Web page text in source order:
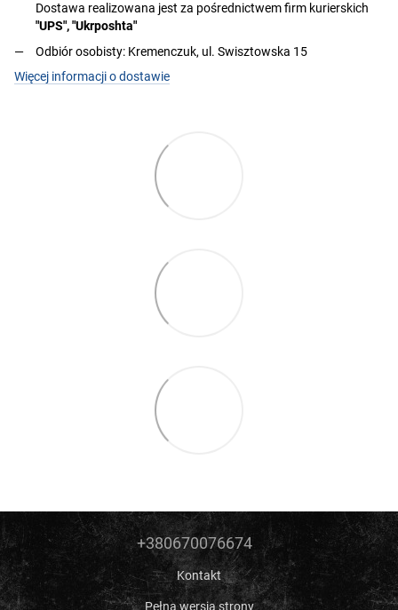
Dostawa realizowana jest za pośrednictwem firm kurierskich
"UPS", "Ukrposhta"
Odbiór osobisty: Kremenczuk, ul. Swisztowska 15
Więcej informacji o dostawie
+380670076674
Kontakt
Pełna wersja strony